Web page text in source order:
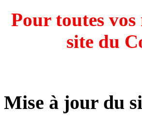
Pour toutes
site du
Mise à jour du